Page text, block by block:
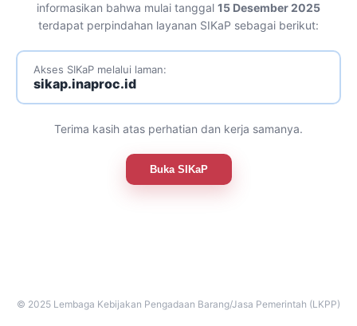
informasikan bahwa mulai tanggal 15 Desember 2025
terdapat perpindahan layanan SIKaP sebagai berikut:
Akses SIKaP melalui laman:
sikap.inaproc.id
Terima kasih atas perhatian dan kerja samanya.
Buka SIKaP
© 2025 Lembaga Kebijakan Pengadaan Barang/Jasa Pemerintah (LKPP)